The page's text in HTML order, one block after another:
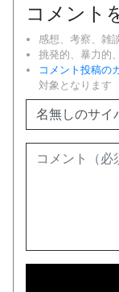
コメント
感想、考察、雑
挑発的、暴力的
コメント投稿の
対象となります